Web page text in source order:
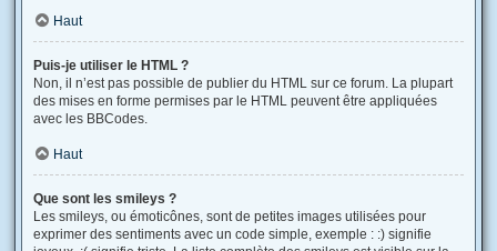
Haut
Puis-je utiliser le HTML ?
Non, il n’est pas possible de publier du HTML sur ce forum. La plupart
des mises en forme permises par le HTML peuvent être appliquées
avec les BBCodes.
Haut
Que sont les smileys ?
Les smileys, ou émoticônes, sont de petites images utilisées pour
exprimer des sentiments avec un code simple, exemple : :) signifie